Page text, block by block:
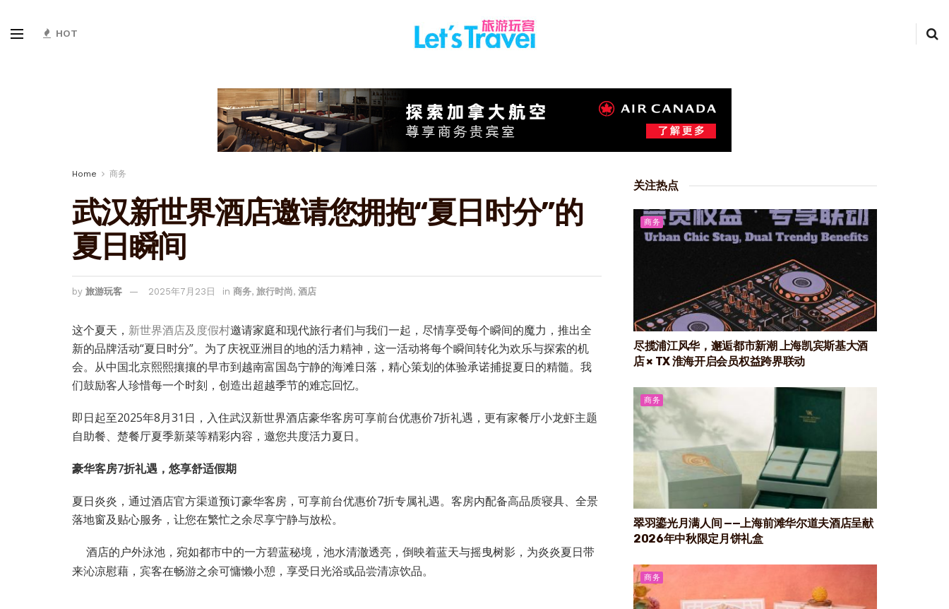
HOT
Home 商务
武汉新世界酒店邀请您拥抱“夏日时分”的
夏日瞬间
by 旅游玩客 2025年7月23日 in 商务, 旅行时尚, 酒店
这个夏天， 新世界酒店及度假村邀请家庭和现代旅行者们与我们一起，尽情享受每个瞬间的魔力，推出全
新的品牌活动“夏日时分”。为了庆祝亚洲目的地的活力精神，这一活动将每个瞬间转化为欢乐与探索的机
会。从中国北京熙熙攘攘的早市到越南富国岛宁静的海滩日落，精心策划的体验承诺捕捉夏日的精髓。我
们鼓励客人珍惜每一个时刻，创造出超越季节的难忘回忆。
即日起至2025年8月31日，入住武汉新世界酒店豪华客房可享前台优惠价7折礼遇，更有家餐厅小龙虾主题
自助餐、楚餐厅夏季新菜等精彩内容，邀您共度活力夏日。
豪华客房7折礼遇，悠享舒适假期
夏日炎炎，通过酒店官方渠道预订豪华客房，可享前台优惠价7折专属礼遇。客房内配备高品质寝具、全景
落地窗及贴心服务，让您在繁忙之余尽享宁静与放松。
酒店的户外泳池，宛如都市中的一方碧蓝秘境，池水清澈透亮，倒映着蓝天与摇曳树影，为炎炎夏日带
来沁凉慰藉，宾客在畅游之余可慵懒小憩，享受日光浴或品尝清凉饮品。
关注热点
商务
尽揽浦江风华，邂逅都市新潮 上海凯宾斯基大酒
店 × TX 淮海开启会员权益跨界联动
商务
翠羽鎏光月满人间 ——上海前滩华尔道夫酒店呈献
2026年中秋限定月饼礼盒
商务